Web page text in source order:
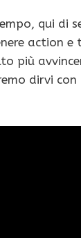
qui di
action e
più
dirvi